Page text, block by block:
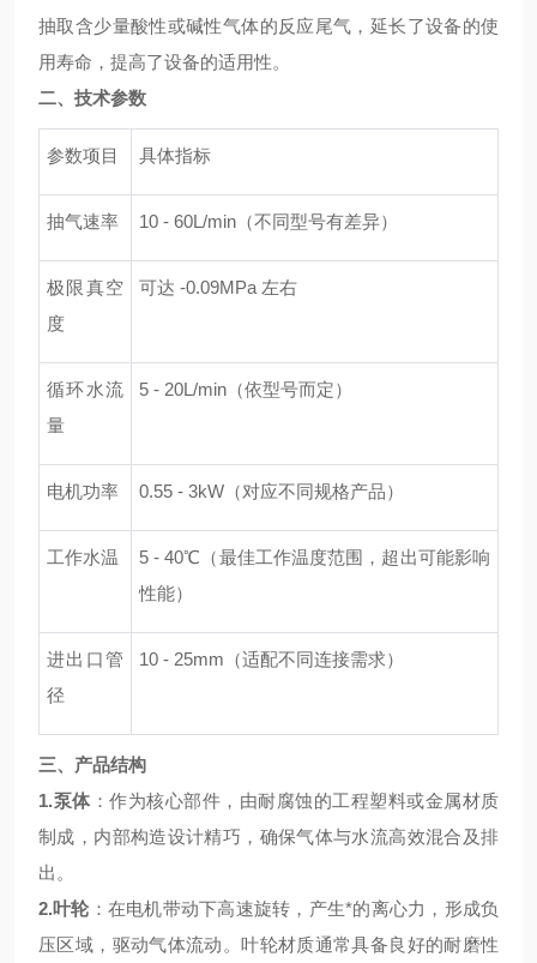
抽取含少量酸性或碱性气体的反应尾气，延长了设备的使
用寿命，提高了设备的适用性。
二、技术参数
参数项目 具体指标
抽气速率 10 - 60L/min（不同型号有差异）
极限真空
度
可达 -0.09MPa 左右
循环水流
量
5 - 20L/min（依型号而定）
电机功率 0.55 - 3kW（对应不同规格产品）
工作水温
5 - 40℃（最佳工作温度范围，超出可能影响
性能）
进出口管
径
10 - 25mm（适配不同连接需求）
三、产品结构
1.泵体：作为核心部件，由耐腐蚀的工程塑料或金属材质
制成，内部构造设计精巧，确保气体与水流高效混合及排
出。
2.叶轮 ：在电机带动下高速旋转，产生*的离心力，形成负
压区域，驱动气体流动。叶轮材质通常具备良好的耐磨性